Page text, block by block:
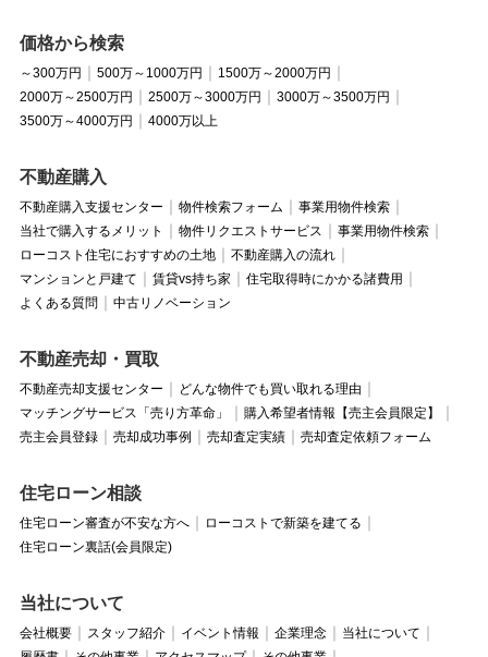
価格から検索
～300万円 500万～1000万円
1500万～2000万円
2000万～2500万円
2500万～3000万円
3000万～3500万円
3500万～4000万円
4000万以上
不動産購入
不動産購入支援センター 物件検索フォーム
事業用物件検索
当社で購入するメリット
物件リクエストサービス
事業用物件検索
ローコスト住宅におすすめの土地
不動産購入の流れ
マンションと戸建て
賃貸vs持ち家
住宅取得時にかかる諸費用
よくある質問
中古リノベーション
不動産売却・買取
不動産売却支援センター
どんな物件でも買い取れる理由
マッチングサービス「売り方革命」
購入希望者情報【売主会員限定】
売主会員登録
売却成功事例 売却査定実績 売却査定依頼フォーム
住宅ローン相談
住宅ローン審査が不安な方へ
ローコストで新築を建てる
住宅ローン裏話(会員限定)
当社について
会社概要 スタッフ紹介 イベント情報 企業理念
当社について